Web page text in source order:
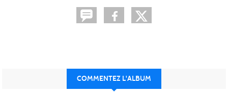
COMMENTEZ L'ALBUM